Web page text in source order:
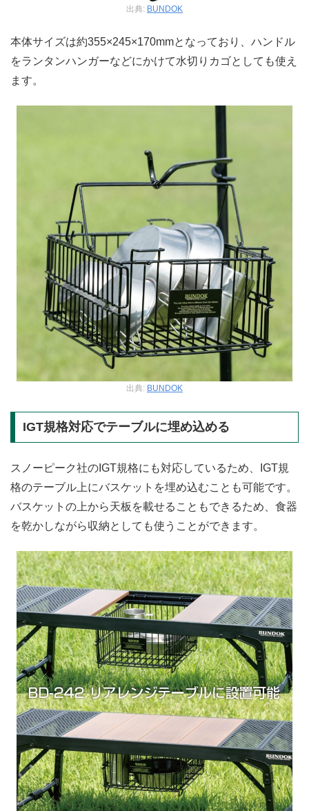
出典: BUNDOK
本体サイズは約355×245×170mmとなっており、ハンドル
をランタンハンガーなどにかけて水切りカゴとしても使え
ます。
出典: BUNDOK
IGT規格対応でテーブルに埋め込める
スノーピーク社のIGT規格にも対応しているため、IGT規
格のテーブル上にバスケットを埋め込むことも可能です。
バスケットの上から天板を載せることもできるため、食器
を乾かしながら収納としても使うことができます。